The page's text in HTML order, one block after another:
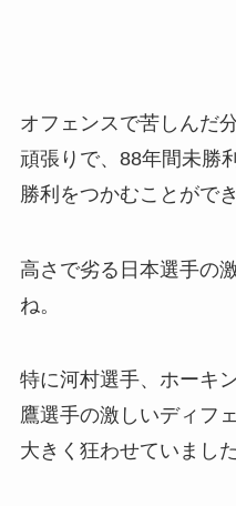
オフェンスで苦しんだ
頑張りで、88年間未勝
勝利をつかむことがで
高さで劣る日本選手の
ね。
特に河村選手、ホーキ
鷹選手の激しいディフ
大きく狂わせていました